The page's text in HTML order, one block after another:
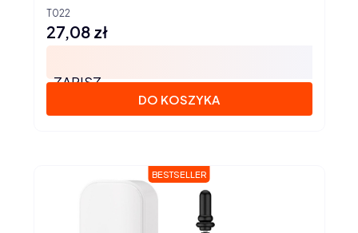
T022
Cena
27,08 zł
ZAPISZ
DO KOSZYKA
BESTSELLER